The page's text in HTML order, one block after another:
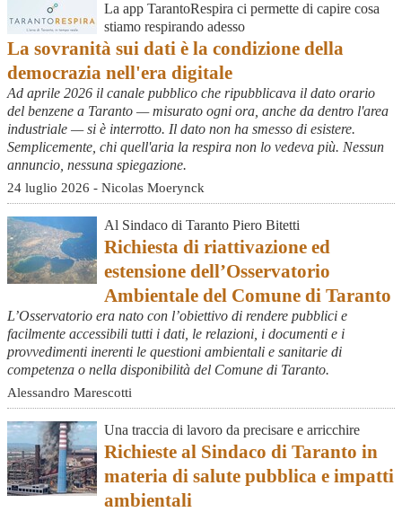
La app TarantoRespira ci permette di capire cosa
stiamo respirando adesso
La sovranità sui dati è la condizione della
democrazia nell'era digitale
Ad aprile 2026 il canale pubblico che ripubblicava il dato orario
del benzene a Taranto — misurato ogni ora, anche da dentro l'area
industriale — si è interrotto. Il dato non ha smesso di esistere.
Semplicemente, chi quell'aria la respira non lo vedeva più. Nessun
annuncio, nessuna spiegazione.
24 luglio 2026 - Nicolas Moerynck
Al Sindaco di Taranto Piero Bitetti
Richiesta di riattivazione ed
estensione dell’Osservatorio
Ambientale del Comune di Taranto
L’Osservatorio era nato con l’obiettivo di rendere pubblici e
facilmente accessibili tutti i dati, le relazioni, i documenti e i
provvedimenti inerenti le questioni ambientali e sanitarie di
competenza o nella disponibilità del Comune di Taranto.
Alessandro Marescotti
Una traccia di lavoro da precisare e arricchire
Richieste al Sindaco di Taranto in
materia di salute pubblica e impatti
ambientali